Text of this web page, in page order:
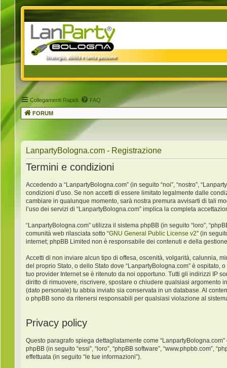
Collegamenti Rapidi FAQ
FORUM
LanpartyBologna.com - Registrazione
Termini e condizioni
Accedendo a “LanpartyBologna.com” (in seguito “noi”, “nostro”,
condizioni d’uso. Se non accetti di essere limitato legalmente dalle
cambiare in qualunque momento, sarà nostra premura avvisarti di tali
l’uso dei servizi di “LanpartyBologna.com” implica la completa
“LanpartyBologna.com” utilizza il sistema phpBB (in seguito “loro”,
comunità web rilasciata sotto “GNU General Public License v2” (in
internet; phpBB Limited non è responsabile dei contenuti e della
Accetti di non inviare alcun tipo di offesa, oscenità, volgarità, calunnia,
del proprio Stato, o dello Stato dove “LanpartyBologna.com” è
tuo provider Internet se è ritenuto da noi opportuno. Tutti gli indirizzi IP
diritto di rimuovere, riscrivere, spostare o chiudere qualsiasi argomento
(dato personale) tu abbia inviato sia conservata in un database. Al
o phpBB sono da ritenersi responsabili per qualsiasi violazione al
Privacy policy
Questo paragrafo spiega dettagliatamente come
phpBB (in seguito “essi”, “loro”, “phpBB software”, “www.phpbb.com”,
effettuata (in seguito “le tue informazioni”).